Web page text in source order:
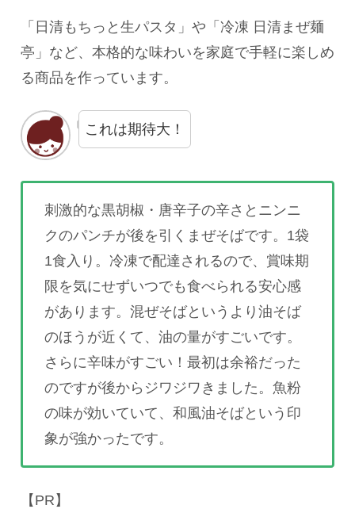
「日清もちっと生パスタ」や「冷凍 日清まぜ麺
亭」など、本格的な味わいを家庭で手軽に楽しめ
る商品を作っています。
これは期待大！
刺激的な黒胡椒・唐辛子の辛さとニンニ
クのパンチが後を引くまぜそばです。1袋
1食入り。冷凍で配達されるので、賞味期
限を気にせずいつでも食べられる安心感
があります。混ぜそばというより油そば
のほうが近くて、油の量がすごいです。
さらに辛味がすごい！最初は余裕だった
のですが後からジワジワきました。魚粉
の味が効いていて、和風油そばという印
象が強かったです。
【PR】